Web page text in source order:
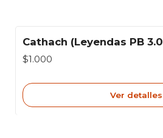
Agotado
Cathach (Leyendas PB
$1.000
Ver detalles